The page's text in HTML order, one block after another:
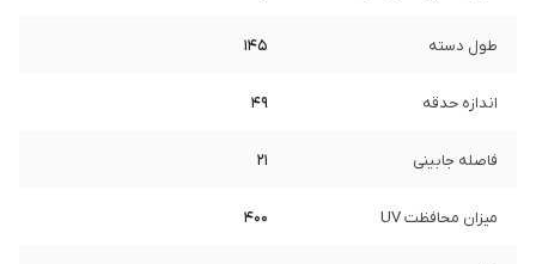
طول دسته 145
اندازه حدقه 49
فاصله جابینی 21
میزان محافظت UV 400